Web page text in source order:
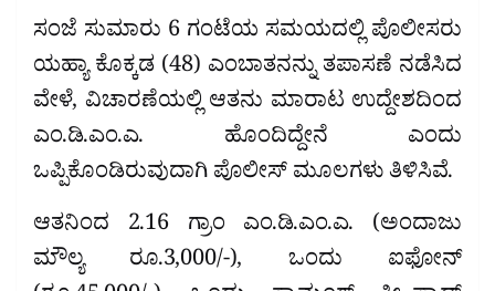
ಸಂಜೆ ಸುಮಾರು 6 ಗಂಟೆಯ ಸಮಯದಲ್ಲಿ ಪೊಲೀಸರು
ಯಹ್ಯಾ ಕೊಕ್ಕಡ (48) ಎಂಬಾತನನ್ನು ತಪಾಸಣೆ ನಡೆಸಿದ
ವೇಳೆ, ವಿಚಾರಣೆಯಲ್ಲಿ ಆತನು ಮಾರಾಟ ಉದ್ದೇಶದಿಂದ
ಎಂ.ಡಿ.ಎಂ.ಎ. ಹೊಂದಿದ್ದೇನೆ ಎಂದು
ಒಪ್ಪಿಕೊಂಡಿರುವುದಾಗಿ ಪೊಲೀಸ್ ಮೂಲಗಳು ತಿಳಿಸಿವೆ.
ಆತನಿಂದ 2.16 ಗ್ರಾಂ ಎಂ.ಡಿ.ಎಂ.ಎ. (ಅಂದಾಜು
ಮೌಲ್ಯ ರೂ.3,000/-), ಒಂದು ಐಫೋನ್